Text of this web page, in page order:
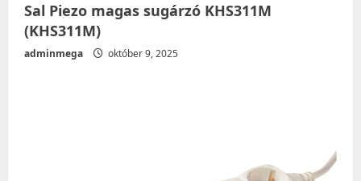
Sal Piezo magas sugárzó KHS311M
(KHS311M)
adminmega október 9, 2025